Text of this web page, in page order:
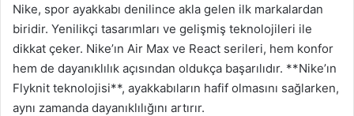
Nike, spor ayakkabı denilince akla gelen ilk markalardan
biridir. Yenilikçi tasarımları ve gelişmiş teknolojileri ile
dikkat çeker. Nike’ın Air Max ve React serileri, hem konfor
hem de dayanıklılık açısından oldukça başarılıdır. **Nike’ın
Flyknit teknolojisi**, ayakkabıların hafif olmasını sağlarken,
aynı zamanda dayanıklılığını artırır.